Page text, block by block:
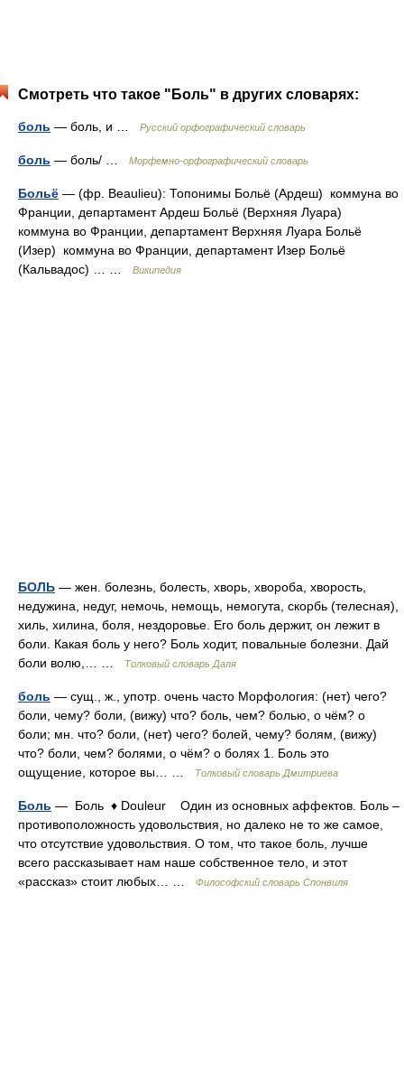
Смотреть что такое "Боль" в других словарях:
боль — боль, и … Русский орфографический словарь
боль — боль/ … Морфемно-орфографический словарь
Больё — (фр. Beaulieu): Топонимы Больё (Ардеш) коммуна во
Франции, департамент Ардеш Больё (Верхняя Луара)
коммуна во Франции, департамент Верхняя Луара Больё
(Изер) коммуна во Франции, департамент Изер Больё
(Кальвадос) … …
Википедия
БОЛЬ — жен. болезнь, болесть, хворь, хвороба, хворость,
недужина, недуг, немочь, немощь, немогута, скорбь (телесная),
хиль, хилина, боля, нездоровье. Его боль держит, он лежит в
боли. Какая боль у него? Боль ходит, повальные болезни. Дай
боли волю,… …
Толковый словарь Даля
боль — сущ., ж., употр. очень часто Морфология: (нет) чего?
боли, чему? боли, (вижу) что? боль, чем? болью, о чём? о
боли; мн. что? боли, (нет) чего? болей, чему? болям, (вижу)
что? боли, чем? болями, о чём? о болях 1. Боль это
ощущение, которое вы… …
Толковый словарь Дмитриева
Боль — Боль ♦ Douleur Один из основных аффектов. Боль –
противоположность удовольствия, но далеко не то же самое,
что отсутствие удовольствия. О том, что такое боль, лучше
всего рассказывает нам наше собственное тело, и этот
«рассказ» стоит любых… …
Философский словарь Спонвиля